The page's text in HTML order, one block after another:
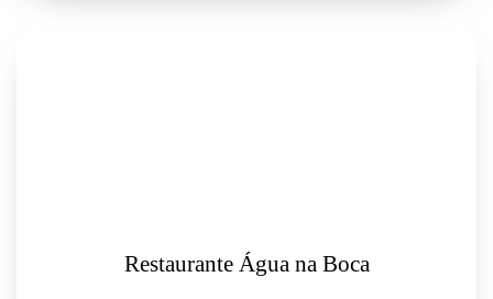
Restaurante Água na Boca